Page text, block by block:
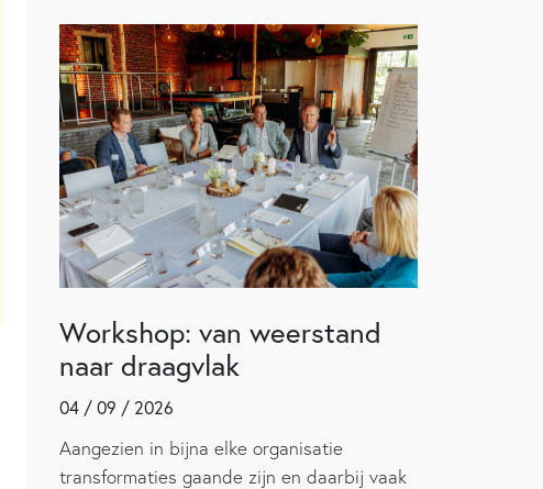
Workshop: van weerstand
naar draagvlak
04 / 09 / 2026
Aangezien in bijna elke organisatie
transformaties gaande zijn en daarbij vaak